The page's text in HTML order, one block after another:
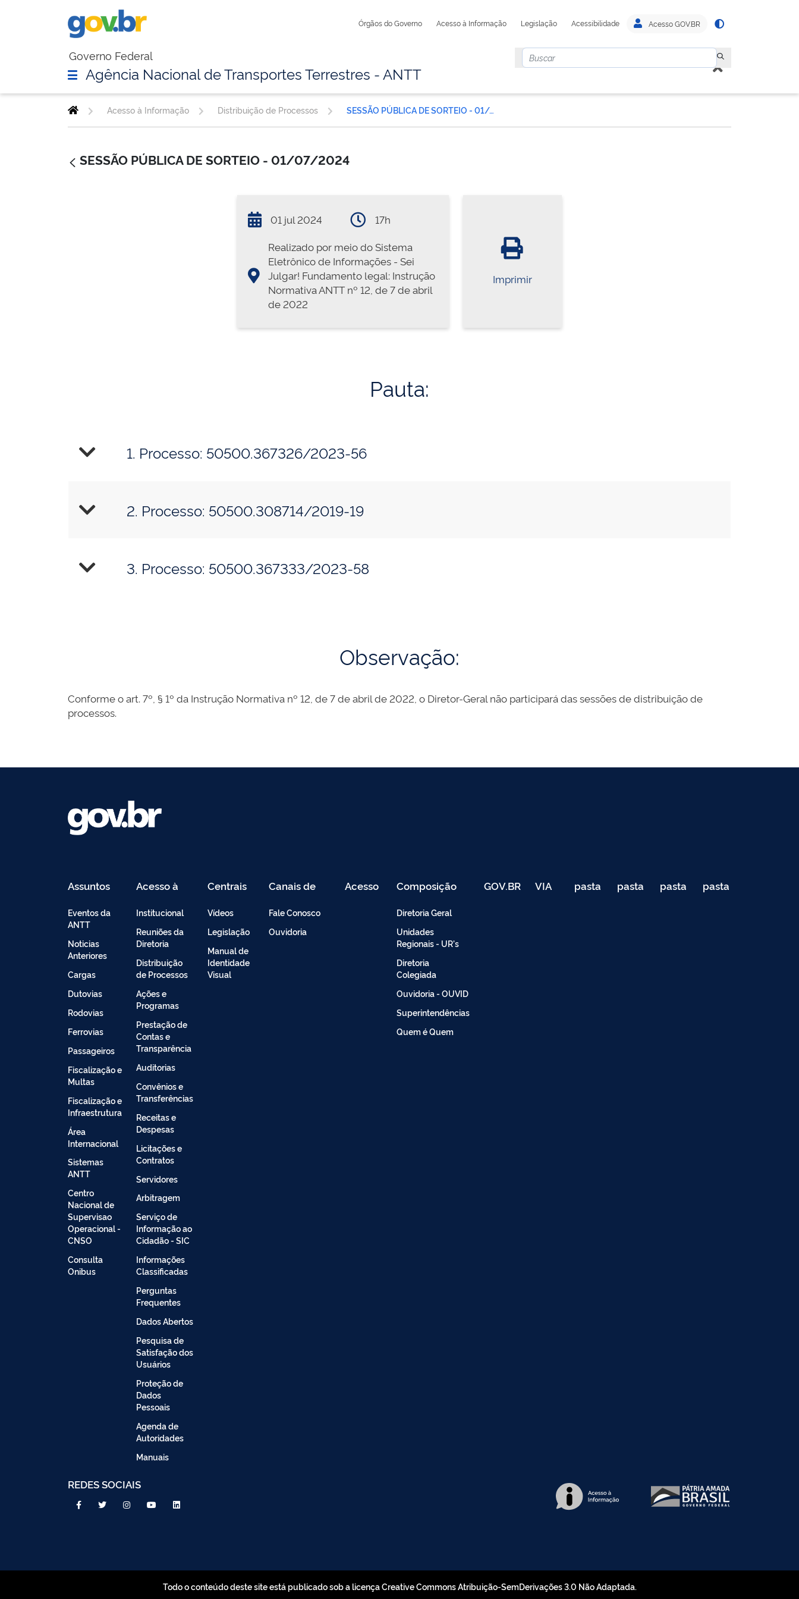
Órgãos do Governo Acesso à Informação Legislação Acessibilidade Acesso GOV.BR
Governo Federal
Agência Nacional de Transportes Terrestres - ANTT
Acesso à Informação Distribuição de Processos SESSÃO PÚBLICA DE SORTEIO - 01/07/2024
SESSÃO PÚBLICA DE SORTEIO - 01/07/2024
01 jul 2024
17h
Realizado por meio do Sistema
Eletrônico de Informações - Sei
Julgar! Fundamento legal: Instrução
Normativa ANTT nº 12, de 7 de abril
de 2022
Imprimir
Pauta:
1. Processo: 50500.367326/2023-56
2. Processo: 50500.308714/2019-19
3. Processo: 50500.367333/2023-58
Observação:
Conforme o art. 7º, § 1º da Instrução Normativa nº 12, de 7 de abril de 2022, o Diretor-Geral não participará das sessões de distribuição de
processos.
Assuntos
Eventos da
ANTT
Noticias
Anteriores
Cargas
Dutovias
Rodovias
Ferrovias
Passageiros
Fiscalização e
Multas
Fiscalização e
Infraestrutura
Área
Internacional
Sistemas
ANTT
Centro
Nacional de
Supervisao
Operacional -
CNSO
Consulta
Onibus
Acesso à
Institucional
Reuniões da
Diretoria
Distribuição
de Processos
Ações e
Programas
Prestação de
Contas e
Transparência
Auditorias
Convênios e
Transferências
Receitas e
Despesas
Licitações e
Contratos
Servidores
Arbitragem
Serviço de
Informação ao
Cidadão - SIC
Informações
Classificadas
Perguntas
Frequentes
Dados Abertos
Pesquisa de
Satisfação dos
Usuários
Proteção de
Dados
Pessoais
Agenda de
Autoridades
Manuais
Centrais
Vídeos
Legislação
Manual de
Identidade
Visual
Canais de
Fale Conosco
Ouvidoria
Acesso Composição
Diretoria Geral
Unidades
Regionais - UR's
Diretoria
Colegiada
Ouvidoria - OUVID
Superintendências
Quem é Quem
GOV.BR VIA pasta
de
pasta
de
pasta
de
pasta
de
REDES SOCIAIS
Todo o conteúdo deste site está publicado sob a licença Creative Commons Atribuição-SemDerivações 3.0 Não Adaptada.